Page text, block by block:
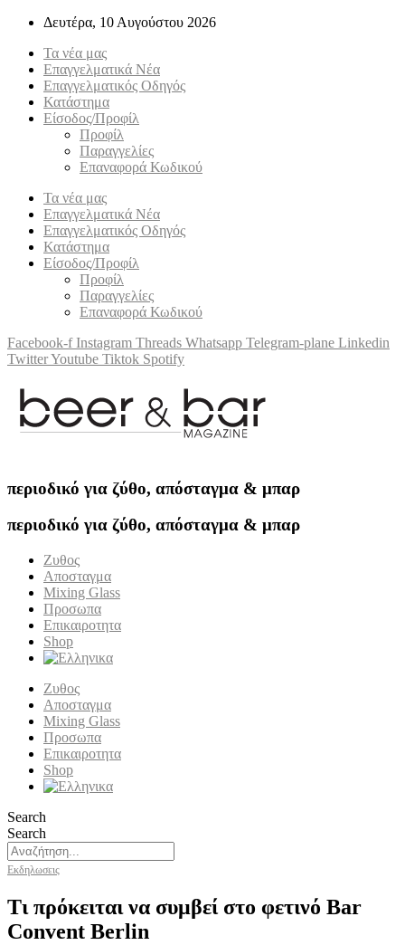
Δευτέρα, 10 Αυγούστου 2026
Τα νέα μας
Επαγγελματικά Νέα
Επαγγελματικός Οδηγός
Κατάστημα
Είσοδος/Προφίλ
Προφίλ
Παραγγελίες
Επαναφορά Κωδικού
Τα νέα μας
Επαγγελματικά Νέα
Επαγγελματικός Οδηγός
Κατάστημα
Είσοδος/Προφίλ
Προφίλ
Παραγγελίες
Επαναφορά Κωδικού
Facebook-f Instagram Threads Whatsapp Telegram-plane Linkedin
TwitterYoutube Tiktok Spotify
περιοδικό για ζύθο, απόσταγμα & μπαρ
περιοδικό για ζύθο, απόσταγμα & μπαρ
Ζυθος
Αποσταγμα
Mixing Glass
Προσωπα
Επικαιροτητα
Shop
Ζυθος
Αποσταγμα
Mixing Glass
Προσωπα
Επικαιροτητα
Shop
Search
Search
Εκδηλωσεις
Τι πρόκειται να συμβεί στο φετινό Bar
Convent Berlin